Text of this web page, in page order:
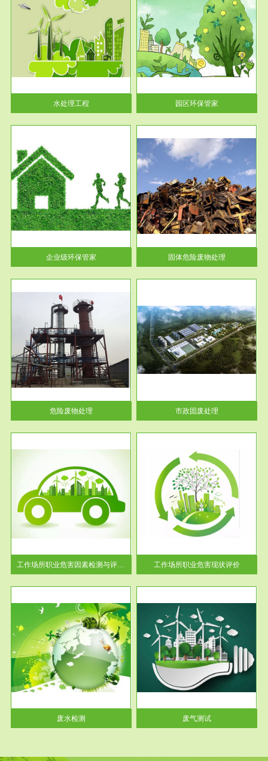
水处理工程
服务范围
园区环保管家
2016 年 4 月，环保部下发《关
于积极发挥环境保护作用促进供
给侧结...
园区环保管家
企业级环保管家
服务范围
固体危险废物处理
固体废物解释：固体废物是指人
们在生产建设、日常生活和其他
活动中...
固体危险废物处理
危险废物处理
服务范围
市政固废处理
蔚蓝生态环境科技所从事的市政
废物处理业务包括市政废物的处
理处...
市政固废处理
工作场所职业危害因素检测与评价...
服务范围
工作场所职业危害现状评价
【现状评价意义】：具体因素---
-通过质谱分析等多种手段明确
工作场...
工作场所职业危害现状评价
废水检测
服务范围
废气测试
检测范围工业废气检测包括有机
废气和无机废气。有机废气主要
包括...
废气测试